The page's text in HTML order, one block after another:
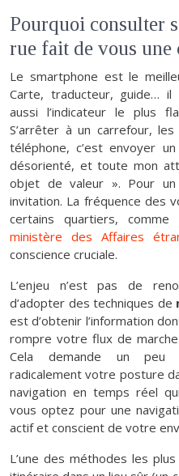
Pourquoi consulter
rue fait de vous
Le smartphone est le
Carte, traducteur, guide…
aussi l’indicateur le plus
S’arrêter à un carrefour,
téléphone, c’est envoyer
désorienté, et toute mon
objet de valeur ». Pour un
invitation. La fréquence des
certains quartiers,
ministère des Affaires
conscience cruciale.
L’enjeu n’est pas de
d’adopter des techniques de
est d’obtenir l’information
rompre votre flux de
Cela demande un peu
radicalement votre posture
navigation en temps réel
vous optez pour une
actif et conscient de votre
L’une des méthodes les